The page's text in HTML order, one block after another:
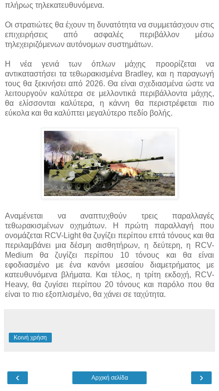
πλήρως τηλεκατευθυνόμενα.
Οι στρατιώτες θα έχουν τη δυνατότητα να συμμετάσχουν στις
επιχειρήσεις από ασφαλές περιβάλλον μέσω
τηλεχειριζόμενων αυτόνομων συστημάτων.
Η νέα γενιά των όπλων μάχης προορίζεται να
αντικαταστήσει τα τεθωρακισμένα Bradley, και η παραγωγή
τους θα ξεκινήσει από 2026. Θα είναι σχεδιασμένα ώστε να
λειτουργούν καλύτερα σε μελλοντικά περιβάλλοντα μάχης,
θα ελίσσονται καλύτερα, η κάννη θα περιστρέφεται πιο
εύκολα και θα καλύπτει μεγαλύτερο πεδίο βολής.
Αναμένεται να αναπτυχθούν τρεις παραλλαγές
τεθωρακισμένων οχημάτων. Η πρώτη παραλλαγή που
ονομάζεται RCV-Light θα ζυγίζει περίπου επτά τόνους και θα
περιλαμβάνει μια δέσμη αισθητήρων, η δεύτερη, η RCV-
Medium θα ζυγίζει περίπου 10 τόνους και θα είναι
εφοδιασμένο με ένα κανόνι μεσαίου διαμετρήματος με
κατευθυνόμενα βλήματα. Και τέλος, η τρίτη εκδοχή, RCV-
Heavy, θα ζυγίσει περίπου 20 τόνους και παρόλο που θα
είναι το πιο εξοπλισμένο, θα χάνει σε ταχύτητα.
Κοινή χρήση
‹ ›
Αρχική σελίδα